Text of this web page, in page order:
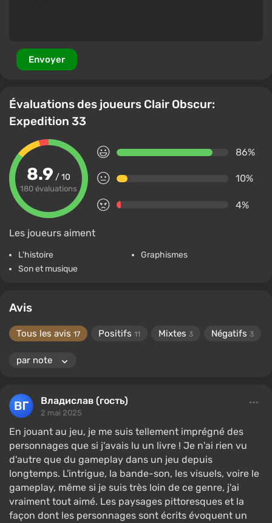
Envoyer
Évaluations des joueurs Clair Obscur:
Expedition 33
8.9 / 10
180 évaluations
86%
10%
4%
Les joueurs aiment
L'histoire
Graphismes
Son et musique
Avis
Tous les avis 17 Positifs 11 Mixtes 3 Négatifs 3
Владислав (гость)
2 mai 2025
En jouant au jeu, je me suis tellement imprégné des
personnages que si j'avais lu un livre ! Je n'ai rien vu
d'autre que du gameplay dans un jeu depuis
longtemps. L'intrigue, la bande-son, les visuels, voire le
gameplay, même si je suis très loin de ce genre, j'ai
vraiment tout aimé. Les paysages pittoresques et la
façon dont les personnages sont écrits évoquent un